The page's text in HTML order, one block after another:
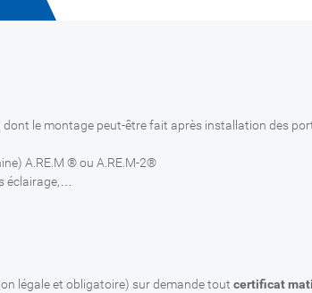
dont le montage peut-être fait après installation des
A.RE.M ® ou A.RE.M-2®
éclairage,…
légale et obligatoire) sur demande tout certificat